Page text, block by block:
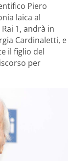
Piero
laica al
1, andrà in
Cardinaletti, e
il figlio del
per